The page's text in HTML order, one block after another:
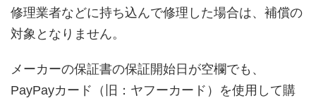
修理業者などに持ち込んで修理した場合は、補償の
対象となりません。
メーカーの保証書の保証開始日が空欄でも、
PayPayカード（旧：ヤフーカード）を使用して購